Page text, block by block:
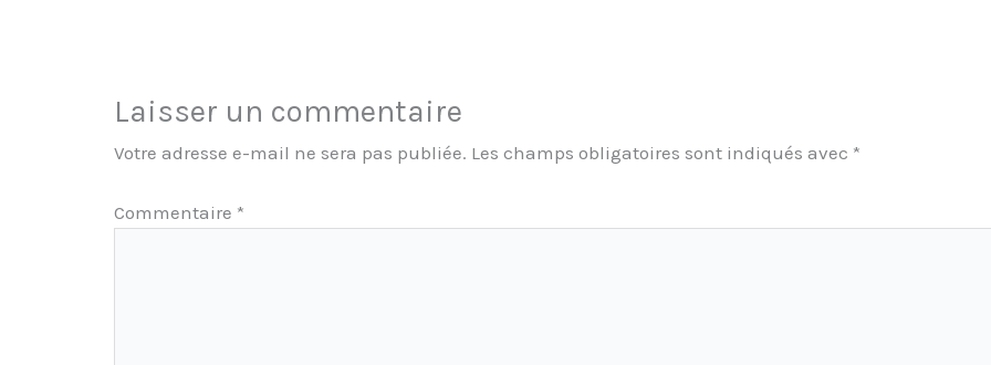
Laisser un commentaire
Votre adresse e-mail ne sera pas publiée. Les champs obligatoires sont indiqués avec *
Commentaire *